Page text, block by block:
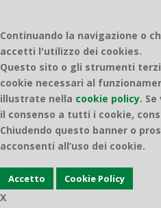
Continuando la navigazione o
accetti l'utilizzo dei cookies.
Questo sito o gli strumenti
cookie necessari al
illustrate nella cookie policy.
il consenso a tutti i cookie,
Chiudendo questo banner o
acconsenti all’uso dei cookie.
Accetto Cookie Policy
X